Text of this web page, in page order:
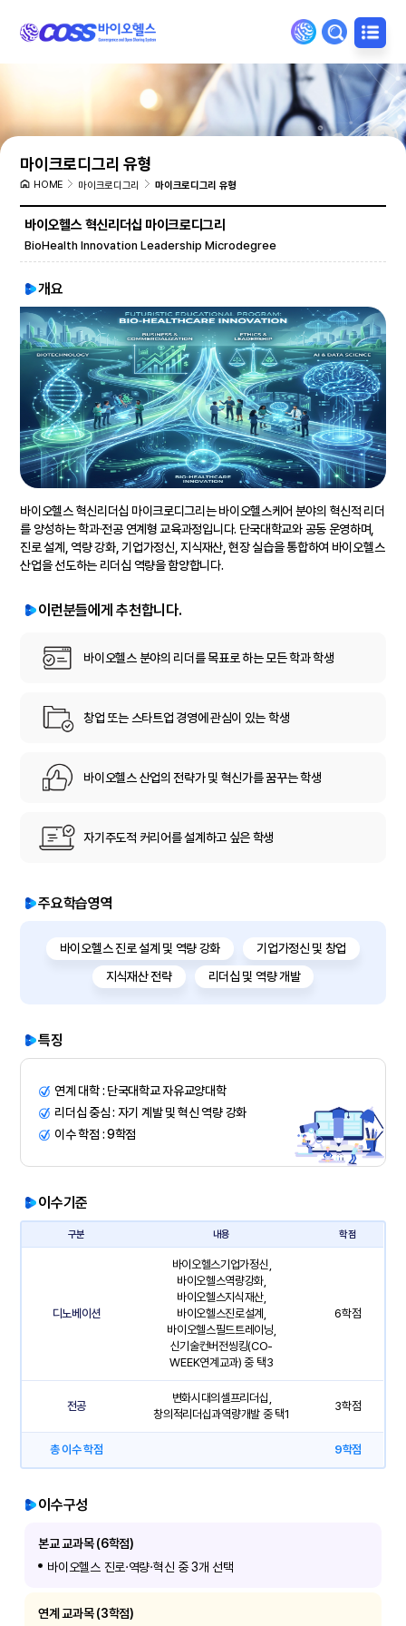
마이크로디그리 유형
HOME 마이크로디그리 마이크로디그리 유형
바이오헬스 혁신리더십 마이크로디그리
BioHealth Innovation Leadership Microdegree
개요
바이오헬스 혁신리더십 마이크로디그리는 바이오헬스케어 분야의 혁신적 리더
를 양성하는 학과·전공 연계형 교육과정입니다. 단국대학교와 공동 운영하며,
진로 설계, 역량 강화, 기업가정신, 지식재산, 현장 실습을 통합하여 바이오헬스
산업을 선도하는 리더십 역량을 함양합니다.
이런분들에게 추천합니다.
바이오헬스 분야의 리더를 목표로 하는 모든 학과 학생
창업 또는 스타트업 경영에 관심이 있는 학생
바이오헬스 산업의 전략가 및 혁신가를 꿈꾸는 학생
자기주도적 커리어를 설계하고 싶은 학생
주요학습영역
바이오헬스 진로 설계 및 역량 강화
기업가정신 및 창업
지식재산 전략
리더십 및 역량 개발
특징
연계 대학 : 단국대학교 자유교양대학
리더십 중심 : 자기 계발 및 혁신 역량 강화
이수 학점 : 9학점
이수기준
구분 내용 학점
디노베이션
바이오헬스기업가정신,
바이오헬스역량강화,
바이오헬스지식재산,
바이오헬스진로설계,
바이오헬스필드트레이닝,
신기술컨버전씽킹(CO-
WEEK연계교과) 중 택3
6학점
전공
변화시대의셀프리더십,
창의적리더십과역량개발 중 택1
3학점
총 이수 학점 9학점
이수구성
본교 교과목 (6학점)
바이오헬스 진로·역량·혁신 중 3개 선택
연계 교과목 (3학점)